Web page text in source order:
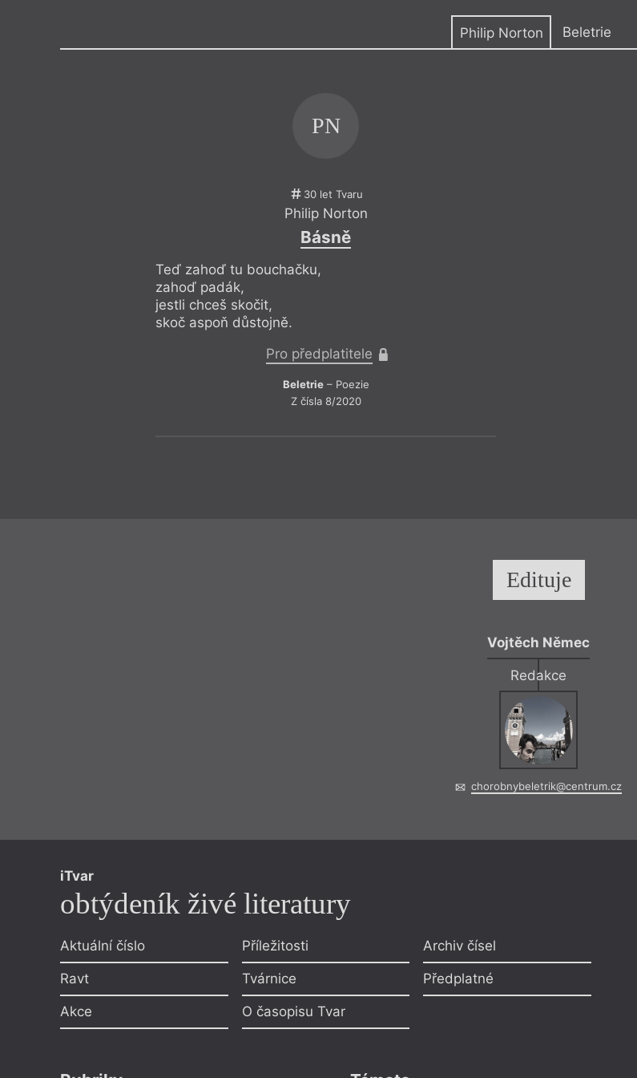
Philip Norton Beletrie
PN
30 let Tvaru
Philip Norton
Básně
Teď zahoď tu bouchačku,
zahoď padák,
jestli chceš skočit,
skoč aspoň důstojně.
Pro předplatitele
Beletrie– Poezie
Z čísla 8/2020
Teď
jestli
Edituje
Vojtěch Němec
Redakce
chorobnybeletrik@centrum.cz
iTvar
obtýdeník živé literatury
Aktuální číslo
Ravt
Akce
Příležitosti
Tvárnice
O časopisu Tvar
Archiv čísel
Předplatné